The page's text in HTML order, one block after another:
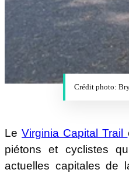
Crédit photo:
LeVirginia Capital Trail
piétons et cyclistes
actuelles capitales de